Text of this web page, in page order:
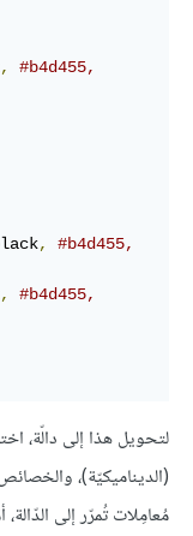
,
#b4d455,
,
#b4d455,
,
#b4d455,
لتحويل هذا إلى دالّة،
(الديناميكيّة)،
مُعامِلات تُمرّر إلى